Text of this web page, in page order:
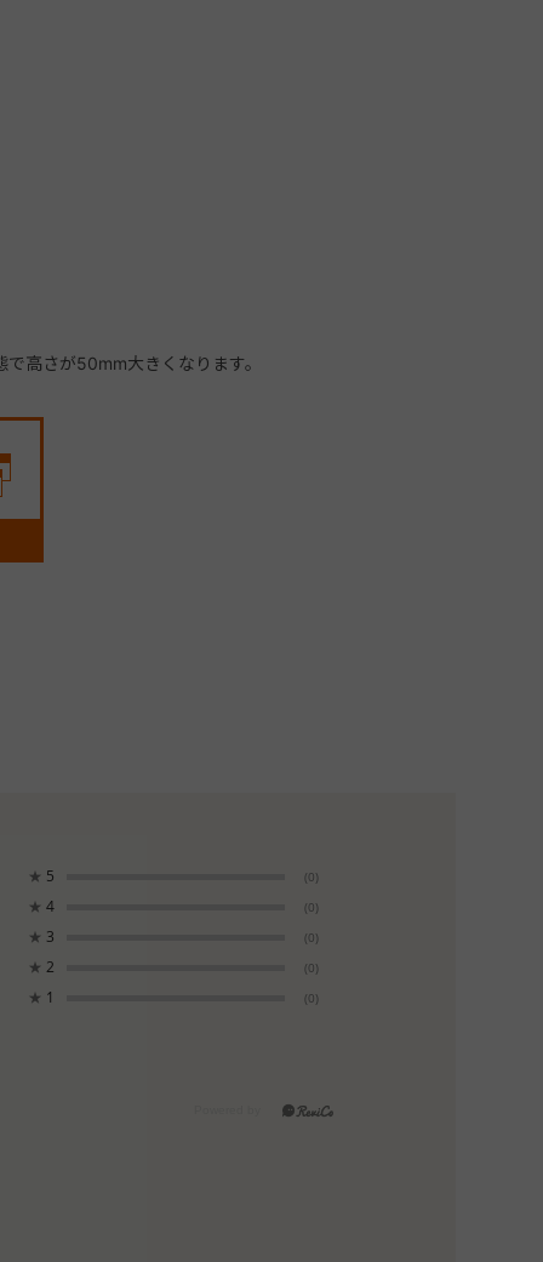
高さが50mm大きくなります。
★ 5 (0)
★ 4 (0)
★ 3 (0)
★ 2 (0)
★ 1 (0)